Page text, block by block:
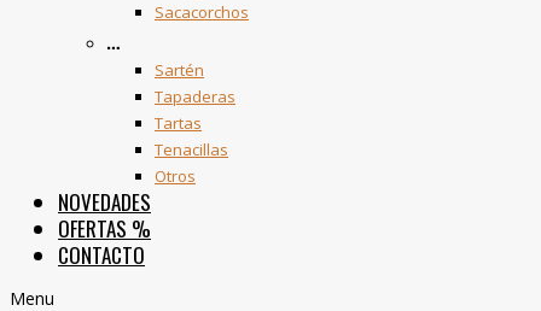
Sacacorchos
…
Sartén
Tapaderas
Tartas
Tenacillas
Otros
NOVEDADES
OFERTAS %
CONTACTO
Menu